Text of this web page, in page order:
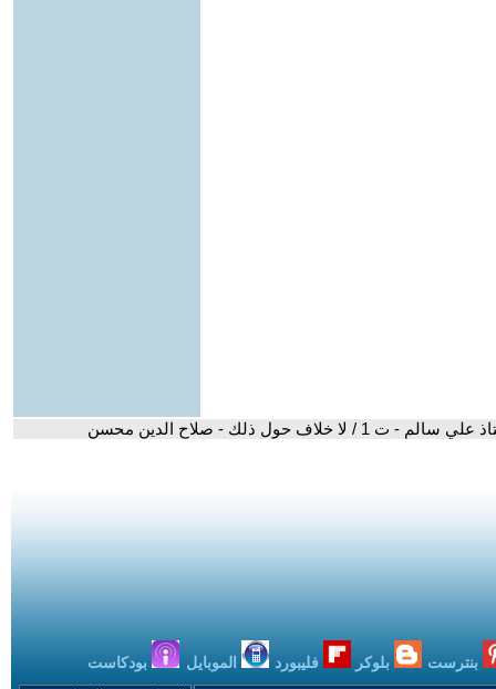
- ت 1 / لا خلاف حول ذلك - صلاح الدين محسن
بنترست بلوكر فليبورد الموبايل بودكاست